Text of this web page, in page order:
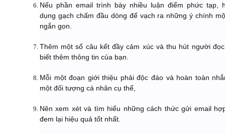
Nếu phần email trình bày nhiều luận điểm phức tạp,
dụng gạch chấm đầu dòng để vạch ra những ý chính
ngắn gọn.
Thêm một số câu kết đầy cảm xúc và thu hút người
biết thêm thông tin của bạn.
Mỗi một đoạn giới thiệu phải độc đáo và hoàn toàn
một đối tượng cá nhân cụ thể,
Nên xem xét và tìm hiểu những cách thức gửi email
đem lại hiệu quả tốt nhất.